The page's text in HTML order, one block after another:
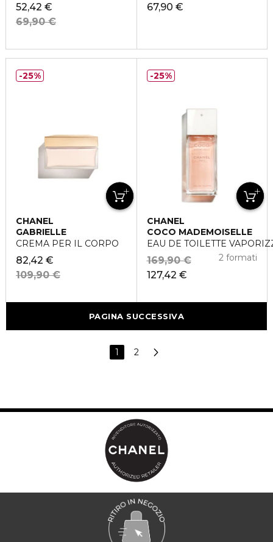
52,42 €
69,90 €
67,90 €
CHANEL
GABRIELLE
CREMA PER IL CORPO
82,42 €
109,90 €
25%
CHANEL
COCO MADEMOISELLE
EAU DE TOILETTE
127,42 €
169,90 € 2 formati
25%
PAGINA SUCCESSIVA
1 2